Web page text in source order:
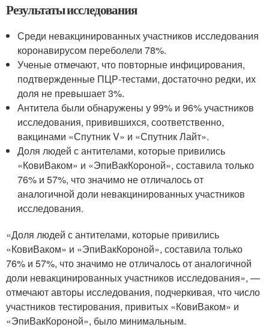
Результаты исследования
Среди невакцинированных участников исследования
коронавирусом переболели 78%.
Ученые отмечают, что повторные инфицирования,
подтвержденные ПЦР-тестами, достаточно редки, их
доля не превышает 3%.
Антитела были обнаружены у 99% и 96% участников
исследования, привившихся, соответственно,
вакцинами «Спутник V» и «Спутник Лайт».
Доля людей с антителами, которые привились
«КовиВаком» и «ЭпиВакКороной», составила только
76% и 57%, что значимо не отличалось от
аналогичной доли невакцинированных участников
исследования.
«Доля людей с антителами, которые привились
«КовиВаком» и «ЭпиВакКороной», составила только
76% и 57%, что значимо не отличалось от аналогичной
доли невакцинированных участников исследования», —
отмечают авторы исследования, подчеркивая, что число
участников тестирования, привитых «КовиВаком» и
«ЭпиВакКороной», было минимальным.